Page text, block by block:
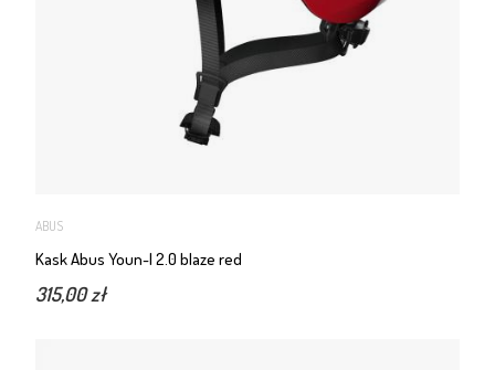
ABUS
Kask Abus Youn-I 2.0 blaze red
315,00 zł